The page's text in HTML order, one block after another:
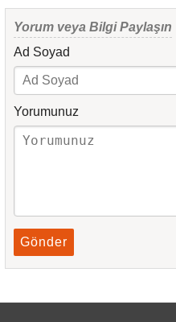
Yorum veya Bilgi Paylaşın
Ad Soyad
Yorumunuz
Gönder